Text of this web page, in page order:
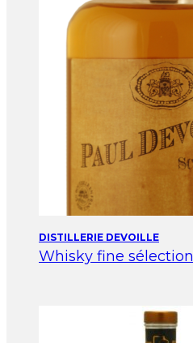
DISTILLERIE DEVOILLE
Whisky fine sélection